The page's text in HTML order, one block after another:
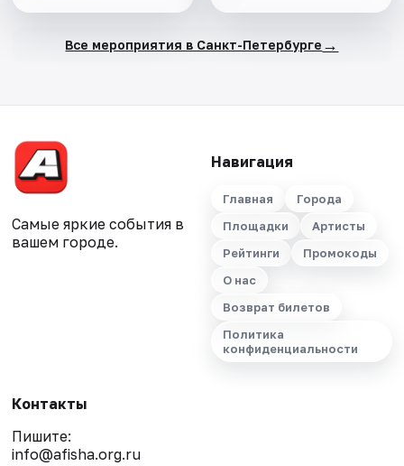
Все мероприятия в Санкт-Петербурге →
Самые яркие события в
вашем городе.
Навигация
Главная
Города
Площадки
Артисты
Рейтинги
Промокоды
О нас
Возврат билетов
Политика
конфиденциальности
Контакты
Пишите:
info@afisha.org.ru